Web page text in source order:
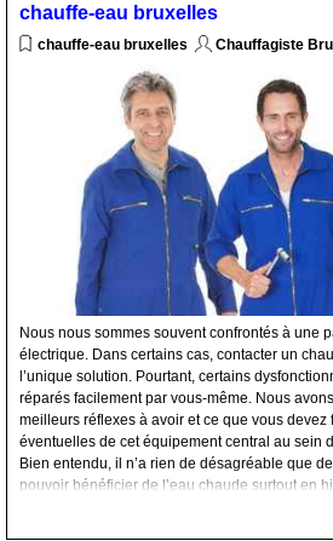
chauffe-eau bruxelles
chauffe-eau bruxelles Chauffagiste
Nous nous sommes souvent confrontés à une
électrique. Dans certains cas, contacter un
l’unique solution. Pourtant, certains
réparés facilement par vous-même. Nous
meilleurs réflexes à avoir et ce que vous
éventuelles de cet équipement central au sein
Bien entendu, il n’a rien de désagréable que
pouvoir bénéficier de l’eau chaude surtout en
indispensable aujourd’hui, permet de